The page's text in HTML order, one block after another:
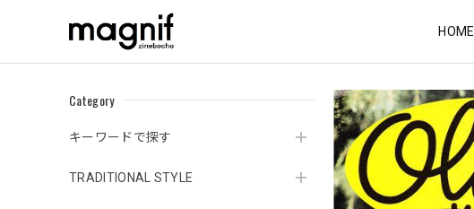
HOME
Category
キーワードで探す
TRADITIONAL STYLE